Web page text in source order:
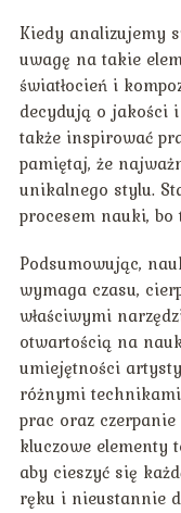
Kiedy analizujemy
uwagę na takie
światłocień i
decydują o jakości
także inspirować
pamiętaj, że
unikalnego stylu.
procesem nauki,
Podsumowując,
wymaga czasu,
właściwymi
otwartością na
umiejętności
różnymi
prac oraz
kluczowe elementy
aby cieszyć się
ręku i nieustannie